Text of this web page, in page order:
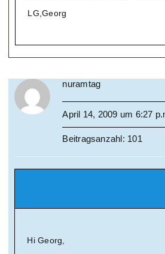
LG,Georg
nuramtag
April 14, 2009 um 6:27
Beitragsanzahl: 101
Hi Georg,